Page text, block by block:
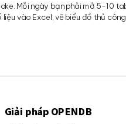
Mỗi ngày bạn phải mở 5-10
vào Excel, vẽ biểu đồ thủ
Giải pháp OPENDB